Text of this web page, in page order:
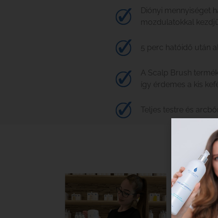
Diónyi mennyiséget
mozdulatokkal
5 perc hatóidő után
A Scalp Brush
így érdemes a kis
Teljes testre és